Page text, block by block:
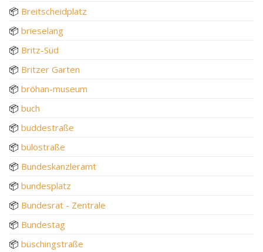
📦 Breitscheidplatz
📦 brieselang
📦 Britz-Süd
📦 Britzer Garten
📦 bröhan-museum
📦 buch
📦 buddestraße
📦 bülostraße
📦 Bundeskanzleramt
📦 bundesplatz
📦 Bundesrat - Zentrale
📦 Bundestag
📦 büschingstraße